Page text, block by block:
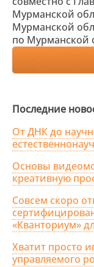
Мурманской
Мурманской
по Мурманской
Последние
От ДНК до
Основы
креативную
Совсем скоро
«Кванториум»
Хватит просто
управляемого